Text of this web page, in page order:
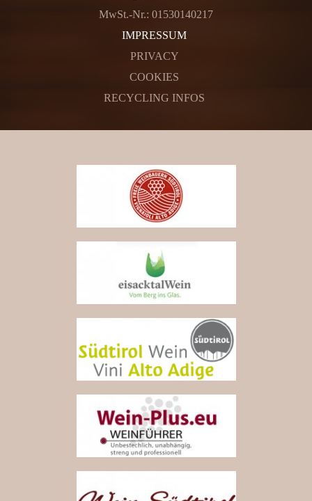
MwSt.-Nr.: 01530140217
IMPRESSUM
PRIVACY
COOKIES
RECYCLING INFOS